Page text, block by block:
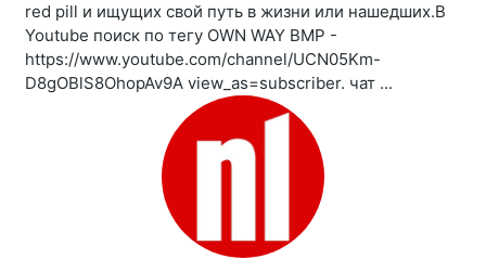
red pill и ищущих свой путь в жизни или нашедших.В
Youtube поиск по тегу OWN WAY BMP -
https://www.youtube.com/channel/UCN05Km-
D8gOBlS8OhopAv9A view_as=subscriber. чат ...